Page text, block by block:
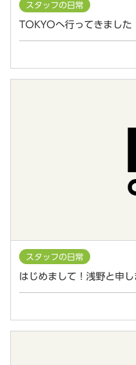
スタッフの日常
TOKYOへ行ってきました
スタッフの日常
はじめまして！浅野と申し